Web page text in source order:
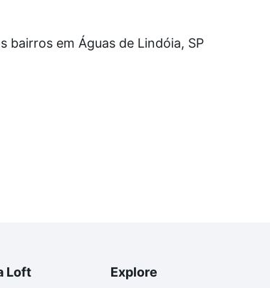
nossas opções de financiamento
de compra, veja em nosso portal
bairros em Águas de Lindóia, SP
Loft Explore